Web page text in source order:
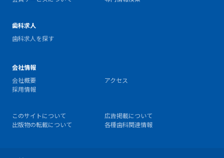
歯科求人
歯科求人を探す
会社情報
会社概要
アクセス
採用情報
このサイトについて
広告掲載について
出版物の転載について
各種歯科関連情報